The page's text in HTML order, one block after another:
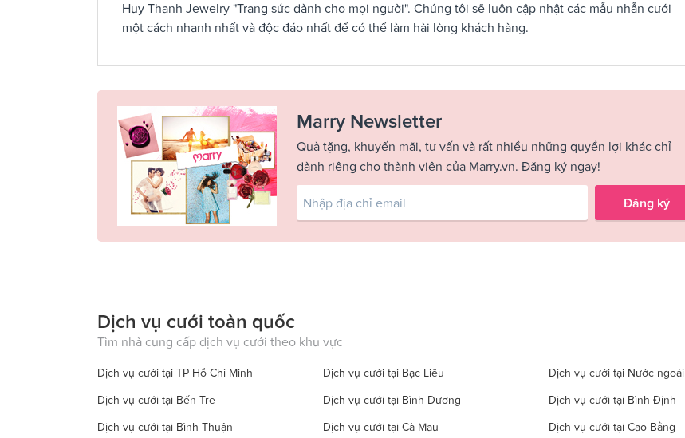
Huy Thanh Jewelry "Trang sức dành cho mọi người". Chúng tôi sẽ luôn cập nhật các mẫu nhẫn cưới
một cách nhanh nhất và độc đáo nhất để có thể làm hài lòng khách hàng.
Marry Newsletter
Quà tặng, khuyến mãi, tư vấn và rất nhiều những quyền lợi khác chỉ
dành riêng cho thành viên của Marry.vn. Đăng ký ngay!
Đăng ký
Dịch vụ cưới toàn quốc
Tìm nhà cung cấp dịch vụ cưới theo khu vực
Dịch vụ cưới tại TP Hồ Chí Minh Dịch vụ cưới tại Bạc Liêu Dịch vụ cưới tại Nước ngoài
Dịch vụ cưới tại Bến Tre Dịch vụ cưới tại Bình Dương Dịch vụ cưới tại Bình Định
Dịch vụ cưới tại Bình Thuận Dịch vụ cưới tại Cà Mau Dịch vụ cưới tại Cao Bằng